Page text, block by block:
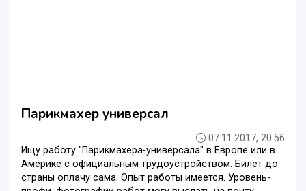
Парикмахер универсал
07.11.2017, 20:56
Ищу работу "Парикмахера-универсала" в Европе или в
Америке с официальным трудоустройством. Билет до
страны оплачу сама. Опыт работы имеется. Уровень-